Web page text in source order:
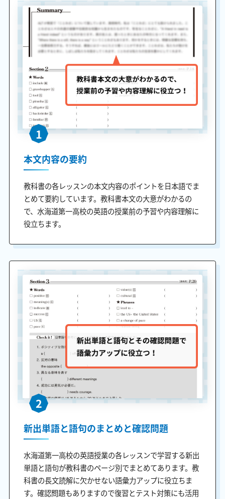
1
本文内容の要約
教科書の各レッスンの本文内容のポイントを日本語でま
とめて要約しています。教科書本文の大意がわかるの
で、水海道第一高校の英語の授業前の予習や内容理解に
役立ちます。
2
新出単語と語句のまとめと確認問題
水海道第一高校の英語授業の各レッスンで学習する新出
単語と語句が教科書のページ別でまとめてあります。教
科書の長文読解に欠かせない語彙力アップに役立ちま
す。確認問題もありますので復習とテスト対策にも活用